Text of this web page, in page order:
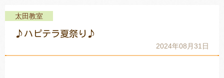
教室一覧
太田教室
♪ハピテラ夏祭り♪
2024年08月31日